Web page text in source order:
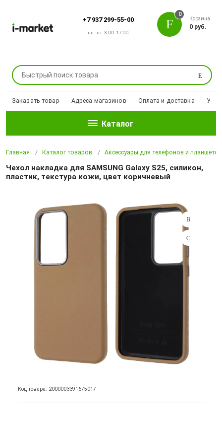
+7 937 299-55-00
пн.-пт. 8:00-17:00
Поиск
0
Корзина
0 руб.
Заказать товар Адреса магазинов Оплата и доставка
Каталог
Главная Каталог товаров Аксессуары для телефонов и планшетов
Чехол накладка для SAMSUNG Galaxy S25, силикон,
пластик, текстура кожи, цвет коричневый
Код товара: 2000003391675017